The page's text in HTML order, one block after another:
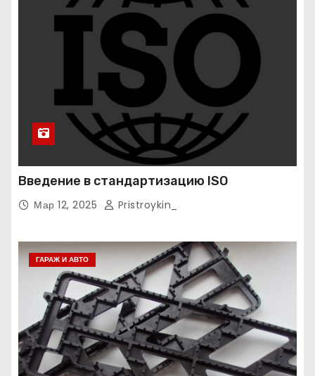
Введение в стандартизацию ISO
Мар 12, 2025 Pristroykin_
ГАРАЖ И АВТО